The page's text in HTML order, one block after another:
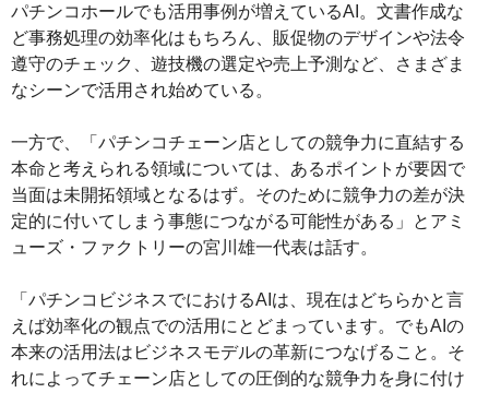
パチンコホールでも活用事例が増えているAI。文書作成な
ど事務処理の効率化はもちろん、販促物のデザインや法令
遵守のチェック、遊技機の選定や売上予測など、さまざま
なシーンで活用され始めている。
一方で、「パチンコチェーン店としての競争力に直結する
本命と考えられる領域については、あるポイントが要因で
当面は未開拓領域となるはず。そのために競争力の差が決
定的に付いてしまう事態につながる可能性がある」とアミ
ューズ・ファクトリーの宮川雄一代表は話す。
「パチンコビジネスでにおけるAIは、現在はどちらかと言
えば効率化の観点での活用にとどまっています。でもAIの
本来の活用法はビジネスモデルの革新につなげること。そ
れによってチェーン店としての圧倒的な競争力を身に付け